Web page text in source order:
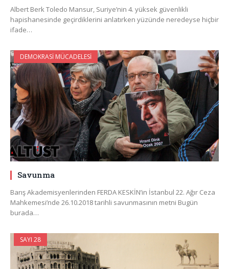
Albert Berk Toledo Mansur, Suriye’nin 4. yüksek güvenlikli
hapishanesinde geçirdiklerini anlatırken yüzünde neredeyse hiçbir
ifade…
DEMOKRASI MÜCADELESI
Savunma
Barış Akademisyenlerinden FERDA KESKİN’in İstanbul 22. Ağır Ceza
Mahkemesi’nde 26.10.2018 tarihli savunmasının metni Bugün
burada…
SAYI 28